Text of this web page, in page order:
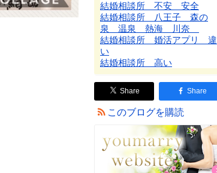
結婚相談所 不安 安全
結婚相談所 八王子 森の
泉 温泉 熱海 川奈
結婚相談所 婚活アプリ 違
い
結婚相談所 高い
Share Share
このブログを購読